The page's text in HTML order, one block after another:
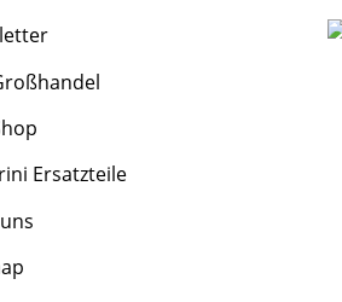
Ersatzteile